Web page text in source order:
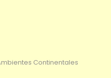
Continentales